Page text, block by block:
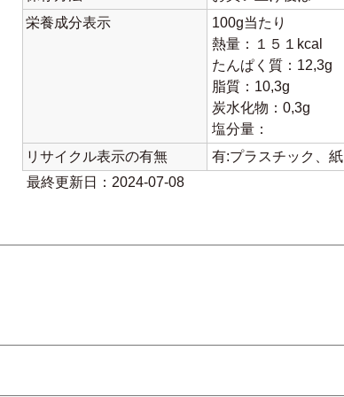
栄養成分表示
100g当たり
熱量：１５１kcal
たんぱく質：12,3g
脂質：10,3g
炭水化物：0,3g
塩分量：
リサイクル表示の有無
有:プラスチック、
最終更新日：2024-07-08